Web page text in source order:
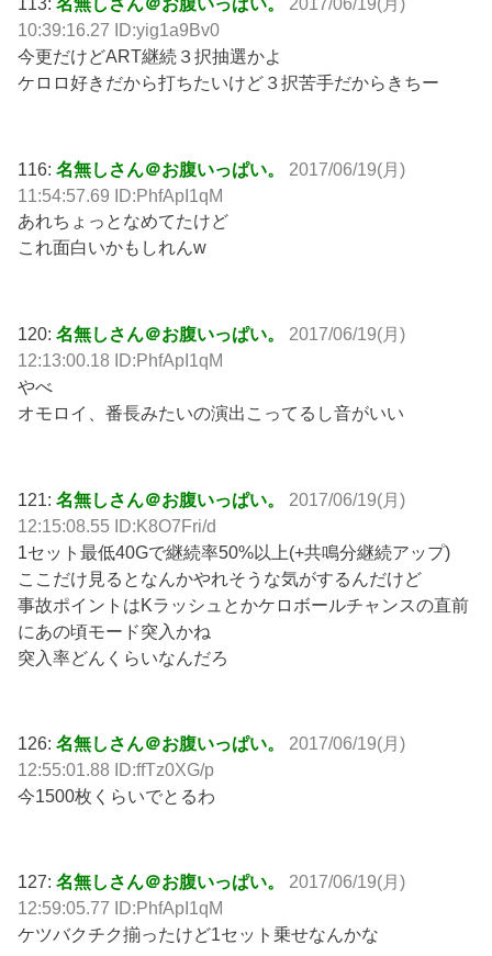
10:39:16.27 ID:yig1a9Bv0
今更だけどART継続３択抽選かよ
ケロロ好きだから打ちたいけど３択苦手だからきちー
116:名無しさん＠お腹いっぱい。
2017/06/19(月)
11:54:57.69 ID:PhfApI1qM
あれちょっとなめてたけど
これ面白いかもしれんw
120:名無しさん＠お腹いっぱい。
2017/06/19(月)
12:13:00.18 ID:PhfApI1qM
やべ
オモロイ、番長みたいの演出こってるし音がいい
121:名無しさん＠お腹いっぱい。
2017/06/19(月)
12:15:08.55 ID:K8O7Fri/d
1セット最低40Gで継続率50%以上(+共鳴分継続アップ)
ここだけ見るとなんかやれそうな気がするんだけど
事故ポイントはKラッシュとかケロボールチャンスの直前
にあの頃モード突入かね
突入率どんくらいなんだろ
126:名無しさん＠お腹いっぱい。
2017/06/19(月)
12:55:01.88 ID:ffTz0XG/p
今1500枚くらいでとるわ
127:名無しさん＠お腹いっぱい。
2017/06/19(月)
12:59:05.77 ID:PhfApI1qM
ケツバクチク揃ったけど1セット乗せなんかな